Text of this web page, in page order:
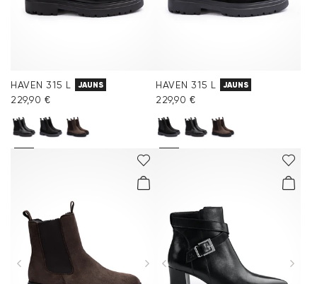
HAVEN 315 L JAUNS
229,90 €
HAVEN 315 L JAUNS
229,90 €